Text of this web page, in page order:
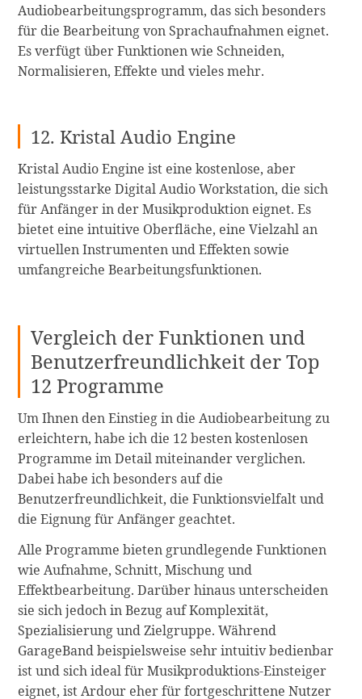
Audiobearbeitungsprogramm, das sich besonders
für die Bearbeitung von Sprachaufnahmen eignet.
Es verfügt über Funktionen wie Schneiden,
Normalisieren, Effekte und vieles mehr.
12. Kristal Audio Engine
Kristal Audio Engine ist eine kostenlose, aber
leistungsstarke Digital Audio Workstation, die sich
für Anfänger in der Musikproduktion eignet. Es
bietet eine intuitive Oberfläche, eine Vielzahl an
virtuellen Instrumenten und Effekten sowie
umfangreiche Bearbeitungsfunktionen.
Vergleich der Funktionen und
Benutzerfreundlichkeit der Top
12 Programme
Um Ihnen den Einstieg in die Audiobearbeitung zu
erleichtern, habe ich die 12 besten kostenlosen
Programme im Detail miteinander verglichen.
Dabei habe ich besonders auf die
Benutzerfreundlichkeit, die Funktionsvielfalt und
die Eignung für Anfänger geachtet.
Alle Programme bieten grundlegende Funktionen
wie Aufnahme, Schnitt, Mischung und
Effektbearbeitung. Darüber hinaus unterscheiden
sie sich jedoch in Bezug auf Komplexität,
Spezialisierung und Zielgruppe. Während
GarageBand beispielsweise sehr intuitiv bedienbar
ist und sich ideal für Musikproduktions-Einsteiger
eignet, ist Ardour eher für fortgeschrittene Nutzer